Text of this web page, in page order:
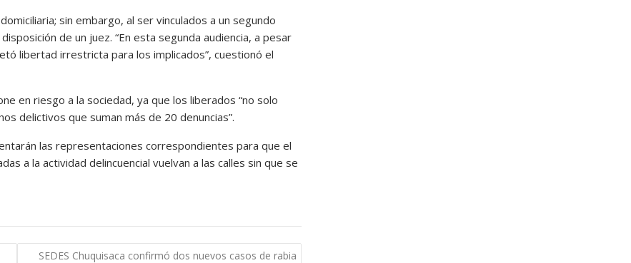
sin embargo, al ser vinculados a un segundo
de un juez. “En esta segunda audiencia, a pesar
libertad irrestricta para los implicados”, cuestionó el
en riesgo a la sociedad, ya que los liberados “no solo
delictivos que suman más de 20 denuncias”.
las representaciones correspondientes para que el
a la actividad delincuencial vuelvan a las calles sin que se
SEDES Chuquisaca confirmó dos nuevos casos de rabia